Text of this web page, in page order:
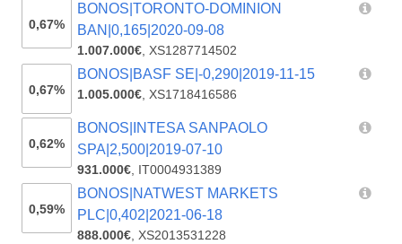
0,67%
BONOS|TORONTO-DOMINION
BAN|0,165|2020-09-08
1.007.000€,XS1287714502
0,67%
BONOS|BASF SE|-0,290|2019-11-15
1.005.000€,XS1718416586
0,62%
BONOS|INTESA SANPAOLO
SPA|2,500|2019-07-10
931.000€, IT0004931389
0,59%
BONOS|NATWEST MARKETS
PLC|0,402|2021-06-18
888.000€,XS2013531228